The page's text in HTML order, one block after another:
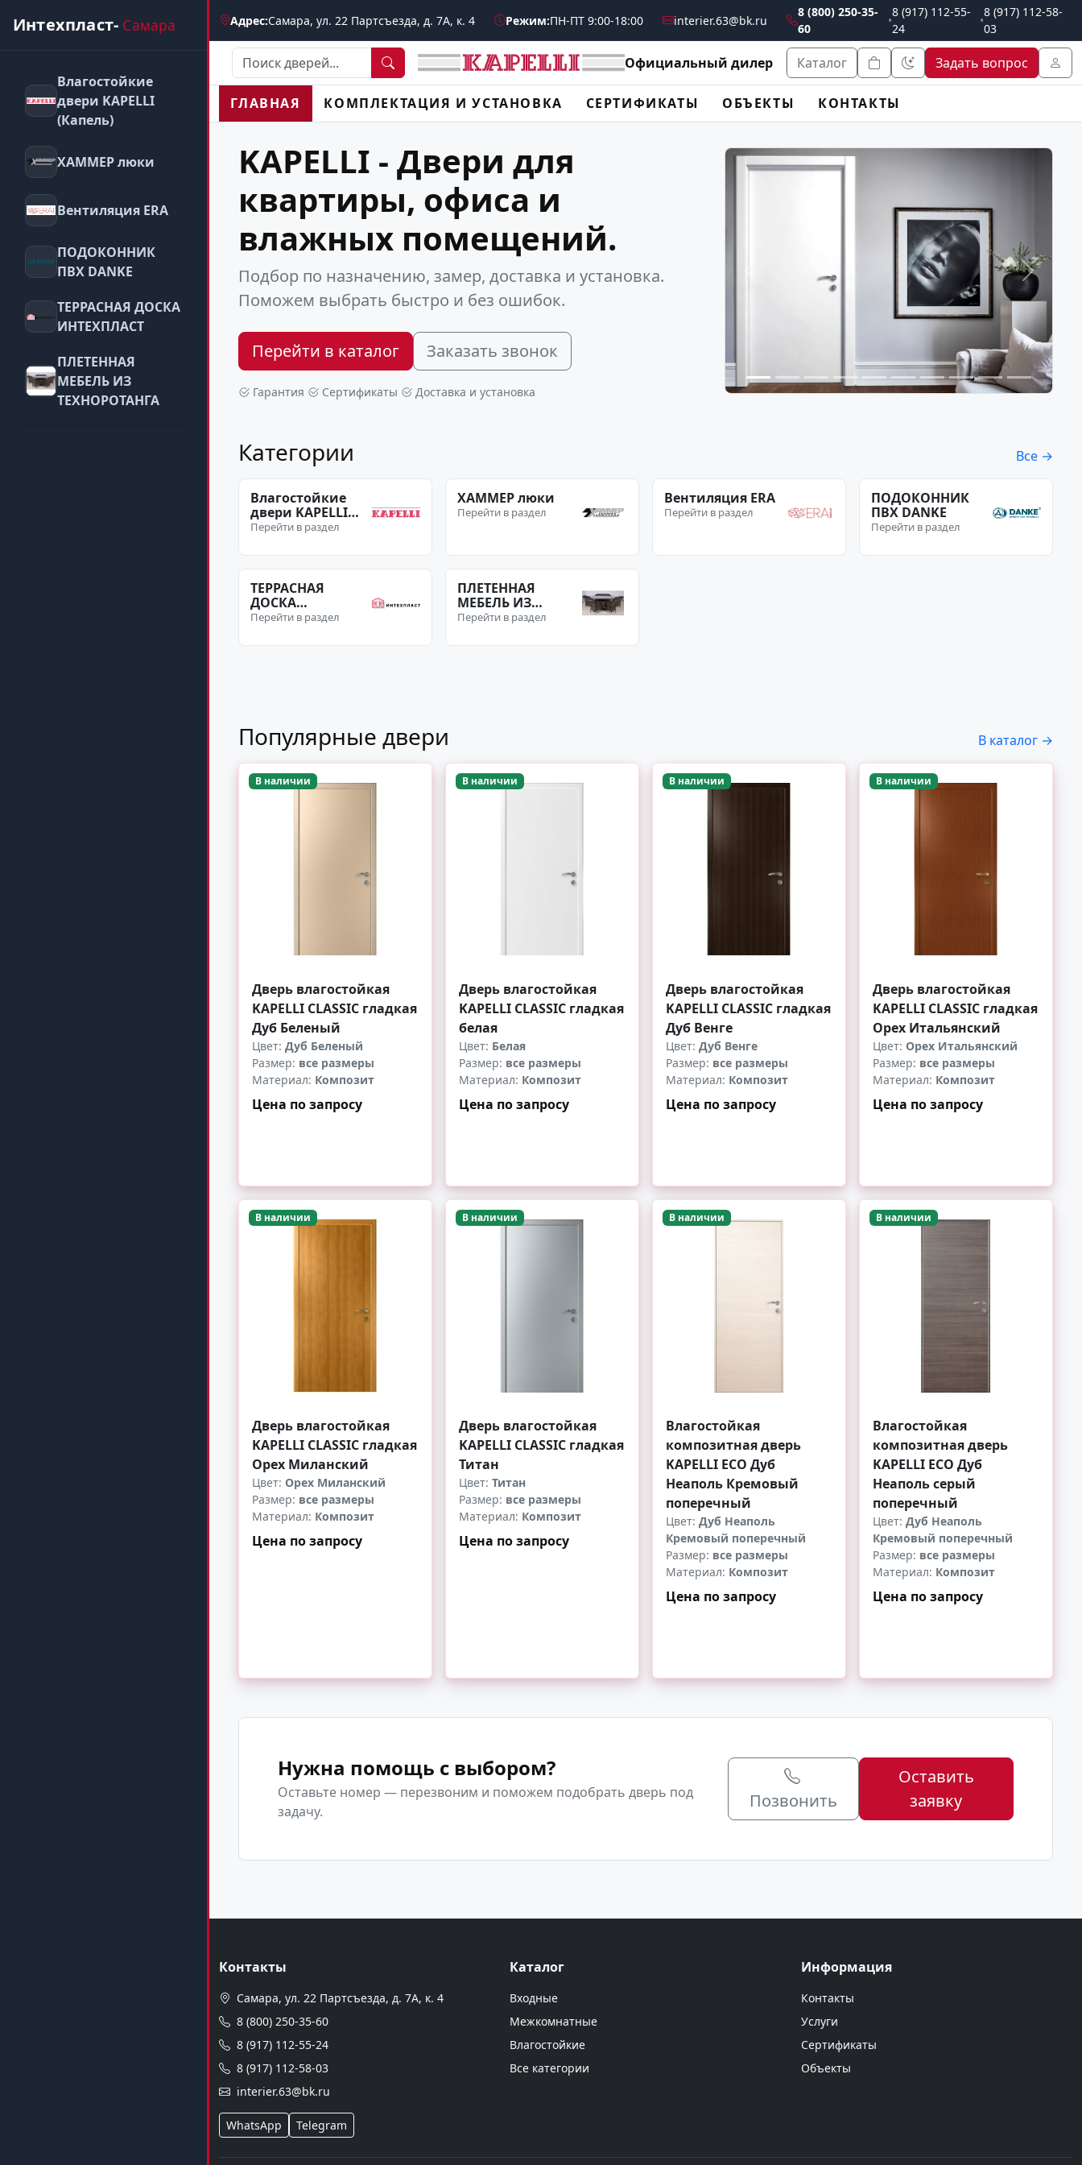
Интехпласт- Самара
Влагостойкие
двери KAPELLI
(Капель)
ХАММЕР люки
Вентиляция ERA
ПОДОКОННИК
ПВХ DANKE
ТЕРРАСНАЯ ДОСКА
ИНТЕХПЛАСТ
ПЛЕТЕННАЯ
МЕБЕЛЬ ИЗ
ТЕХНОРОТАНГА
Адрес:Самара, ул. 22 Партсъезда, д. 7А, к. 4 Режим:ПН-ПТ 9:00-18:00 interier.63@bk.ru
8 (800) 250-35-
60
•
8 (917) 112-55-
24
•
8 (917) 112-58-
03
Официальный дилер Каталог Задать вопрос
ГЛАВНАЯ КОМПЛЕКТАЦИЯ И УСТАНОВКА СЕРТИФИКАТЫ ОБЪЕКТЫ КОНТАКТЫ
KAPELLI - Двери для
квартиры, офиса и
влажных помещений.
Подбор по назначению, замер, доставка и установка.
Поможем выбрать быстро и без ошибок.
Перейти в каталог Заказать звонок
Гарантия Сертификаты Доставка и установка
Категории Все →
Влагостойкие
двери KAPELLI
(Капель)
Перейти в раздел
ХАММЕР люки
Перейти в раздел
Вентиляция ERA
Перейти в раздел
ПОДОКОННИК
ПВХ DANKE
Перейти в раздел
ТЕРРАСНАЯ
ДОСКА
ИНТЕХПЛАСТ
Перейти в раздел
ПЛЕТЕННАЯ
МЕБЕЛЬ ИЗ
ТЕХНОРОТАНГА
Перейти в раздел
Популярные двери В каталог →
В наличии
Дверь влагостойкая
KAPELLI CLASSIC гладкая
Дуб Беленый
Цвет: Дуб Беленый
Размер: все размеры
Материал: Композит
Цена по запросу
В наличии
Дверь влагостойкая
KAPELLI CLASSIC гладкая
белая
Цвет: Белая
Размер: все размеры
Материал: Композит
Цена по запросу
В наличии
Дверь влагостойкая
KAPELLI CLASSIC гладкая
Дуб Венге
Цвет: Дуб Венге
Размер: все размеры
Материал: Композит
Цена по запросу
В наличии
Дверь влагостойкая
KAPELLI CLASSIC гладкая
Орех Итальянский
Цвет: Орех Итальянский
Размер: все размеры
Материал: Композит
Цена по запросу
В наличии
Дверь влагостойкая
KAPELLI CLASSIC гладкая
Орех Миланский
Цвет: Орех Миланский
Размер: все размеры
Материал: Композит
Цена по запросу
В наличии
Дверь влагостойкая
KAPELLI CLASSIC гладкая
Титан
Цвет: Титан
Размер: все размеры
Материал: Композит
Цена по запросу
В наличии
Влагостойкая
композитная дверь
KAPELLI ECO Дуб
Неаполь Кремовый
поперечный
Цвет: Дуб Неаполь
Кремовый поперечный
Размер: все размеры
Материал: Композит
Цена по запросу
В наличии
Влагостойкая
композитная дверь
KAPELLI ECO Дуб
Неаполь серый
поперечный
Цвет: Дуб Неаполь
Кремовый поперечный
Размер: все размеры
Материал: Композит
Цена по запросу
Нужна помощь с выбором?
Оставьте номер — перезвоним и поможем подобрать дверь под
задачу.
Позвонить
Оставить
заявку
Контакты
Самара, ул. 22 Партсъезда, д. 7А, к. 4
8 (800) 250-35-60
8 (917) 112-55-24
8 (917) 112-58-03
interier.63@bk.ru
WhatsApp Telegram
Каталог
Входные
Межкомнатные
Влагостойкие
Все категории
Информация
Контакты
Услуги
Сертификаты
Объекты